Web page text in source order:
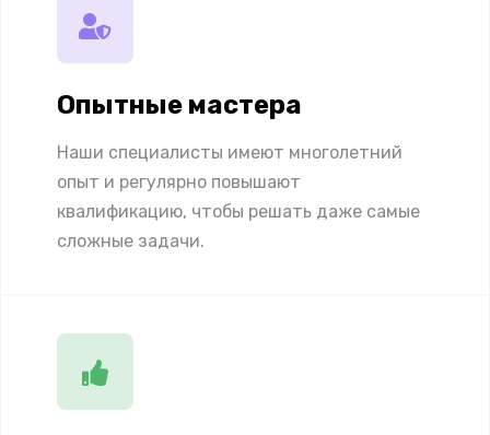
Опытные мастера
Наши специалисты имеют многолетний
опыт и регулярно повышают
квалификацию, чтобы решать даже самые
сложные задачи.